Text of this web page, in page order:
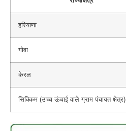
हरियाणा
गोवा
केरल
सिक्किम (उच्च ऊंचाई वाले ग्राम पंचायत क्षेत्र)